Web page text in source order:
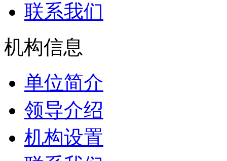
联系我们
机构信息
单位简介
领导介绍
机构设置